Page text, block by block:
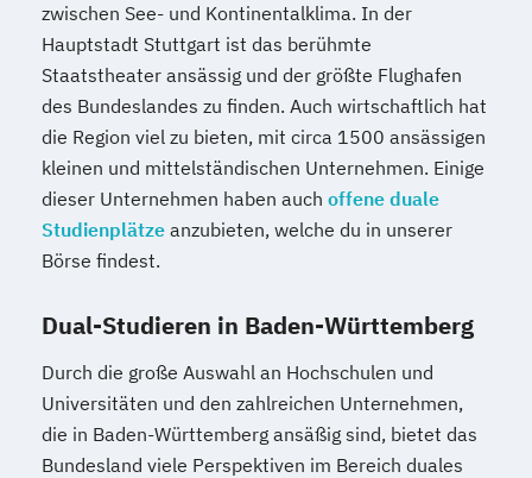
zwischen See- und Kontinentalklima. In der
Hauptstadt Stuttgart ist das berühmte
Staatstheater ansässig und der größte Flughafen
des Bundeslandes zu finden. Auch wirtschaftlich hat
die Region viel zu bieten, mit circa 1500 ansässigen
kleinen und mittelständischen Unternehmen. Einige
dieser Unternehmen haben auch offene duale
Studienplätze anzubieten, welche du in unserer
Börse findest.
Dual-Studieren in Baden-Württemberg
Durch die große Auswahl an Hochschulen und
Universitäten und den zahlreichen Unternehmen,
die in Baden-Württemberg ansäßig sind, bietet das
Bundesland viele Perspektiven im Bereich duales